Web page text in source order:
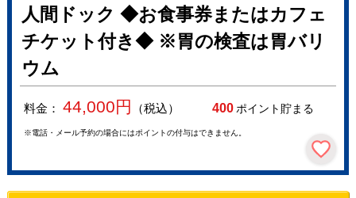
人間ドック ◆お食事券またはカフェ
チケット付き◆ ※胃の検査は胃バリ
ウム
料金： 44,000円 （税込） 400ポイント貯まる
※電話・メール予約の場合にはポイントの付与はできません。